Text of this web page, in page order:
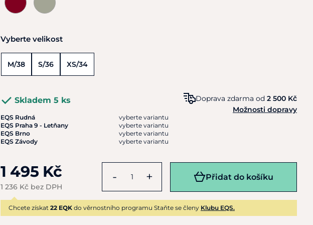
Vyberte velikost
M/38 S/36 XS/34
Skladem 5 ks
EQS Rudná
vyberte variantu
EQS Praha 9 - Letňany
vyberte variantu
EQS Brno
vyberte variantu
EQS Závody
vyberte variantu
Doprava zdarma od 2 500 Kč
Možnosti dopravy
1 495 Kč
1 236 Kč bez DPH
- + Přidat do košíku
Chcete získat 22 EQK do věrnostního programu Staňte se členy Klubu EQS.